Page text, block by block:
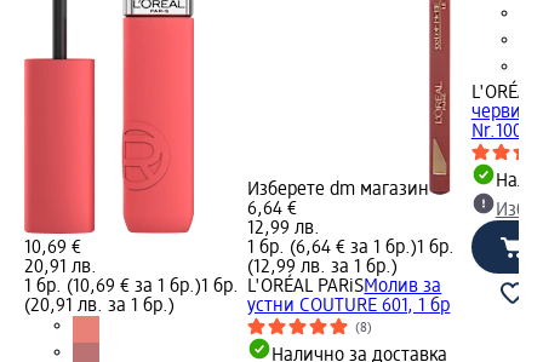
10,69 €
20,91 лв.
1 бр. (10,69 € за 1 бр.)1 бр.
(20,91 лв. за 1 бр.)
Изберете dm магазин
6,64 €
12,99 лв.
1 бр. (6,64 € за 1 бр.)1 бр.
(12,99 лв. за 1 бр.)
L'ORÉAL PARiSМолив за
устни COUTURE 601, 1 бр
(8)
Налично за доставка
L'ORÉAL
Nr.100,